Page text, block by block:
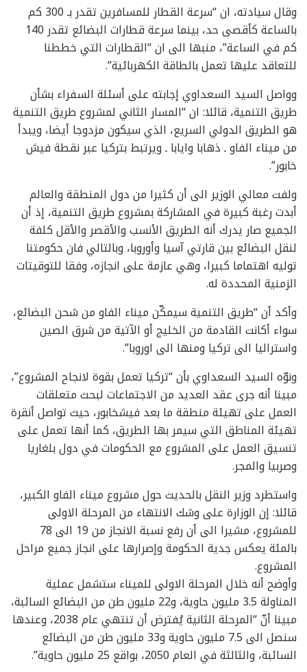
وقال سيادته، ان “سرعة القطار للمسافرين تقدر بـ 300 كم
بالساعة كأقصى حد، بينما سرعة قطارات البضائع تقدر 140
كم في الساعة”، منبها الى ان “القطارات التي خططنا
للتعاقد عليها تعمل بالطاقة الكهربائية”.
وواصل السيد السعداوي إجابته على أسئلة السفراء بشأن
طريق التنمية، قائلا: ان “المسار الثاني لمشروع طريق التنمية
هو الطريق الدولي السريع، الذي سيكون مزدوجا أيضا، ويبدأ
من ميناء الفاو ـ ذهابا وايابا ـ ويرتبط بتركيا عبر نقطة فيش
خابور”.
ولفت معالي الوزير الى أن كثيرا من دول المنطقة والعالم
أبدت رغبة كبيرة في المشاركة بمشروع طريق التنمية، إذ أن
الجميع صار يدرك أنه الطريق الأنسب والأقصر والأقل كلفة
لنقل البضائع بين قارتي آسيا وأوروبا، وبالتالي فان حكومتنا
توليه اهتماما كبيرا، وهي عازمة على انجازه، وفقا للتوقيتات
الزمنية المحددة له.
وأكد أن “طريق التنمية سيمكّن ميناء الفاو من شحن البضائع،
سواء أكانت القادمة من الخليج أو الآتية من شرق الصين
واستراليا الى تركيا ومنها الى اوروبا”.
ونوّه السيد السعداوي بأن “تركيا تعمل بقوة لانجاح المشروع”،
مبينا أنه جرى عقد العديد من الاجتماعات لبحث متعلقات
العمل على تهيئة منطقة ما بعد فيشخابور، حيث تواصل أنقرة
تهيئة المناطق التي سيمر بها الطريق، كما أنها تعمل على
تنسيق العمل على المشروع مع الحكومات في دول بلغاريا
وصربيا والمجر.
واستطرد وزير النقل بالحديث حول مشروع ميناء الفاو الكبير،
قائلا: إن الوزارة على وشك الانتهاء من المرحلة الاولى
للمشروع، مشيرا الى أن رفع نسبة الانجاز من 19 الى 78
بالمئة يعكس جدية الحكومة وإصرارها على انجاز جميع مراحل
المشروع.
وأوضح أنه خلال المرحلة الاولى للميناء ستشمل عملية
المناولة 3.5 مليون حاوية، و22 مليون طن من البضائع السائبة،
مبينا أنّ “المرحلة الثانية يُفترض أن تنتهي عام 2038، وعندها
سنصل الى 7.5 مليون حاوية و33 مليون طن من البضائع
السائبة، والثالثة في العام 2050، بواقع 25 مليون حاوية”.